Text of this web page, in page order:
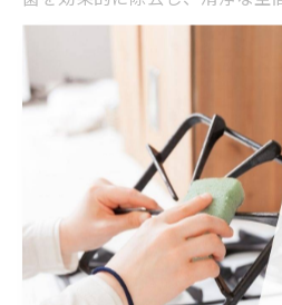
す。特に、幼い子供や高齢者が
低下しやすいため、より一層の
技術は、効果的な衛生管理を実
提供します。このように、ハウ
全員が健康で快適な生活を送る
役割を担っています。